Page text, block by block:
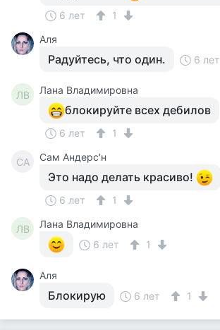
6 лет
1
Аля
Радуйтесь, что один. 6 лет
ЛВ Лана Владимировна
блокируйте всех дебилов
6 лет 1
СА Сам Андерс'н
Это надо делать красиво!
6 лет 1
ЛВ
Лана Владимировна
6 лет
1
Аля
Блокирую 6 лет 1